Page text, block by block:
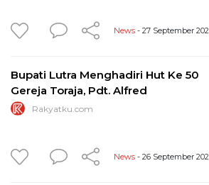
News - 27 September
Bupati Lutra Menghadiri Hut Ke 50
Gereja Toraja, Pdt. Alfred
Rakyatku.com
News - 26 September